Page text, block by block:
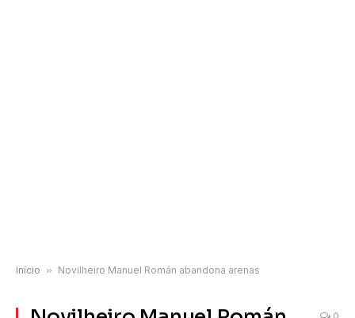
Início » Novilheiro Manuel Román abandona arenas